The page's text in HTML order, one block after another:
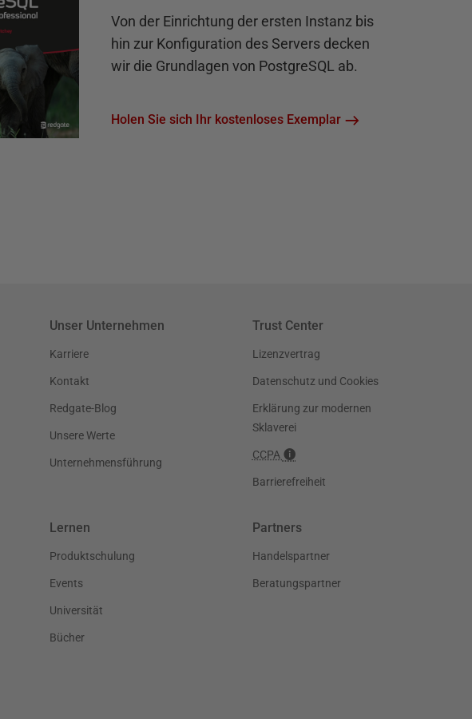
Von der Einrichtung der ersten Instanz bis
hin zur Konfiguration des Servers decken
wir die Grundlagen von PostgreSQL ab.
Holen Sie sich Ihr kostenloses Exemplar
Unser Unternehmen
Karriere
Kontakt
Redgate-Blog
Unsere Werte
Unternehmensführung
Trust Center
Lizenzvertrag
Datenschutz und Cookies
Erklärung zur modernen
Sklaverei
CCPA
Barrierefreiheit
Lernen
Produktschulung
Events
Universität
Bücher
Partners
Handelspartner
Beratungspartner